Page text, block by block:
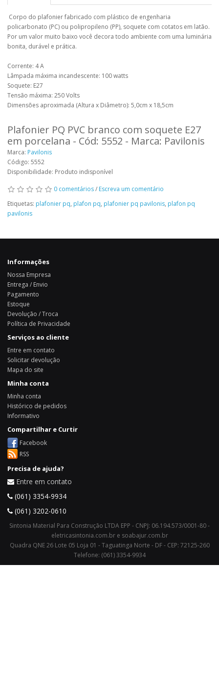
Corpo do plafonier fabricado com plástico de engenharia
policarbonato (PC) ou polipropileno (PP), soquete com cotatos em latão.
Por um valor muito baixo você decora todo ambiente com uma luminária
bonita, durável e prática.
Corrente: 4 A
Lâmpada máxima incandescente: 100 watts
Soquete: E27
Tensão máxima: 250 Volts
Dimensões aproximada (Altura x Diâmetro): 5,0cm x 18,5cm
Plafonier PQ PVC branco com soquete E27
em porcelana - Cód: 5552 - Marca: Pavilonis
Marca: Pavilonis
Código: 5552
Disponibilidade: Produto indisponível
0 comentários/ Escreva um comentário
Etiquetas: plafonier pq, plafon pq, plafonier pq pavilonis, plafon pq
pavilonis
Informações
Nossa Empresa
Entrega / Envio
Pagamento
Estoque
Devolução / Troca
Política de Privacidade
Serviços ao cliente
Entre em contato
Solicitar devolução
Mapa do site
Minha conta
Minha conta
Histórico de pedidos
Informativo
Compartilhar e Curtir
Facebook
RSS
Precisa de ajuda?
Entre em contato
(061) 3354-9934
(061) 3202-0610
Sintonia Material Para Construção LTDA EPP - CNPJ: 06.194.573/0001-80 -
eletricasintonia.com.br e soabajur.com.br
Quadra QNE 26 Lote 05 Loja 01 - Taguatinga Norte - DF - CEP: 72125-260
Telefone: (061) 3354-9934